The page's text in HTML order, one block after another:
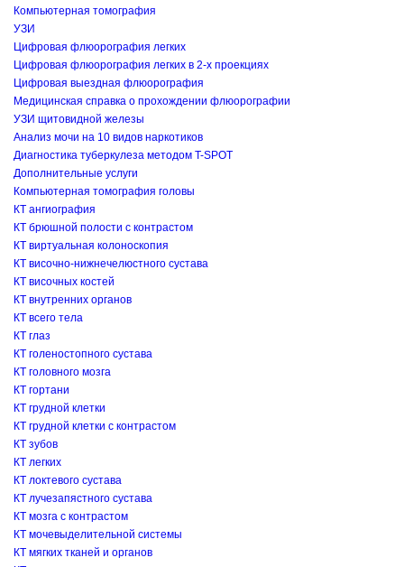
Компьютерная томография
УЗИ
Цифровая флюорография легких
Цифровая флюорография легких в 2-х проекциях
Цифровая выездная флюорография
Медицинская справка о прохождении флюорографии
УЗИ щитовидной железы
Анализ мочи на 10 видов наркотиков
Диагностика туберкулеза методом T-SPOT
Дополнительные услуги
Компьютерная томография головы
КТ ангиография
КТ брюшной полости с контрастом
КТ виртуальная колоноскопия
КТ височно-нижнечелюстного сустава
КТ височных костей
КТ внутренних органов
КТ всего тела
КТ глаз
КТ голеностопного сустава
КТ головного мозга
КТ гортани
КТ грудной клетки
КТ грудной клетки с контрастом
КТ зубов
КТ легких
КТ локтевого сустава
КТ лучезапястного сустава
КТ мозга с контрастом
КТ мочевыделительной системы
КТ мягких тканей и органов